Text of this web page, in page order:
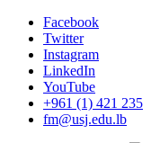
Facebook
Twitter
Instagram
LinkedIn
YouTube
+961 (1) 421 235
fm@usj.edu.lb